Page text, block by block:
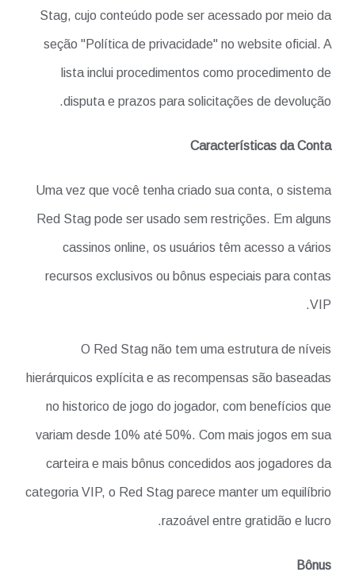
Stag, cujo conteúdo pode ser acessado por meio da
seção "Política de privacidade" no website oficial. A
lista inclui procedimentos como procedimento de
disputa e prazos para solicitações de devolução.
Características da Conta
Uma vez que você tenha criado sua conta, o sistema
Red Stag pode ser usado sem restrições. Em alguns
cassinos online, os usuários têm acesso a vários
recursos exclusivos ou bônus especiais para contas
VIP.
O Red Stag não tem uma estrutura de níveis
hierárquicos explícita e as recompensas são baseadas
no historico de jogo do jogador, com benefícios que
variam desde 10% até 50%. Com mais jogos em sua
carteira e mais bônus concedidos aos jogadores da
categoria VIP, o Red Stag parece manter um equilíbrio
razoável entre gratidão e lucro.
Bônus